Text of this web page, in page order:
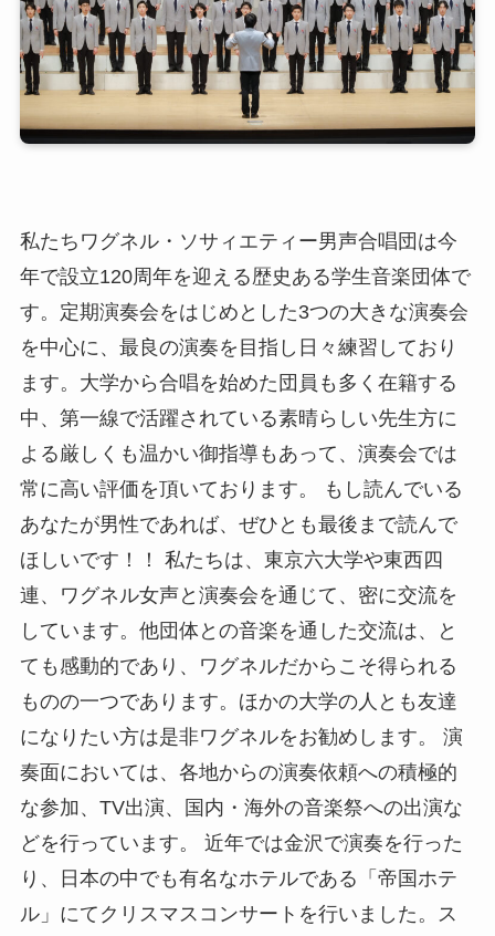
私たちワグネル・ソサィエティー男声合唱団は今
年で設立120周年を迎える歴史ある学生音楽団体で
す。定期演奏会をはじめとした3つの大きな演奏会
を中心に、最良の演奏を目指し日々練習しており
ます。大学から合唱を始めた団員も多く在籍する
中、第一線で活躍されている素晴らしい先生方に
よる厳しくも温かい御指導もあって、演奏会では
常に高い評価を頂いております。 もし読んでいる
あなたが男性であれば、ぜひとも最後まで読んで
ほしいです！！ 私たちは、東京六大学や東西四
連、ワグネル女声と演奏会を通じて、密に交流を
しています。他団体との音楽を通した交流は、と
ても感動的であり、ワグネルだからこそ得られる
ものの一つであります。ほかの大学の人とも友達
になりたい方は是非ワグネルをお勧めします。 演
奏面においては、各地からの演奏依頼への積極的
な参加、TV出演、国内・海外の音楽祭への出演な
どを行っています。 近年では金沢で演奏を行った
り、日本の中でも有名なホテルである「帝国ホテ
ル」にてクリスマスコンサートを行いました。ス